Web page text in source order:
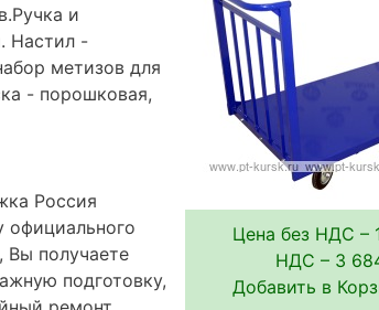
Цена без НДС –
НДС – 3
Добавить в
и
Настил -
метизов для
- порошковая,
Россия
официального
Вы получаете
подготовку,